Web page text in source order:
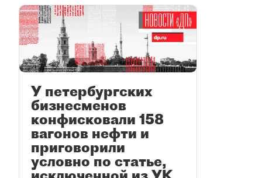
У петербургских
бизнесменов
конфисковали 158
вагонов нефти и
приговорили
условно по статье,